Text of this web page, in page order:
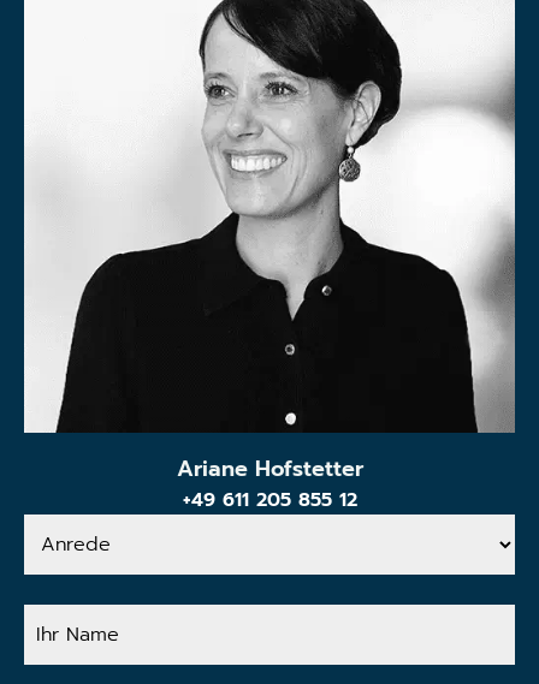
Ariane Hofstetter
+49 611 205 855 12
Anrede
Ihr
Name